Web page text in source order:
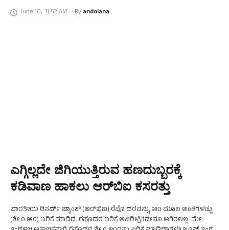
ವ್ಯವಸಾಯಕ್ಕೆ ಭೂಮಿ ಮಂಜೂರು ಮಾಡಿರುವ ಬಗ್ಗೆ …
June 10, 11:52 AM By andolana
ಎಗ್ಗಿಲ್ಲದೇ ಜಿಗಿಯುತ್ತಿರುವ ಹಣದುಬ್ಬರಕ್ಕೆ
ಕಡಿವಾಣ ಹಾಕಲು ಆರ್‌ಬಿಐ ಕಸರತ್ತು
ಭಾರತೀಯ ರಿಸರ್ವ್ ಬ್ಯಾಂಕ್ (ಆರ್‌ಬಿಐ) ರೆಪೊ ದರವನ್ನು ೫೦ ಮೂಲ ಅಂಶಗಳಷ್ಟು
(ಶೇ.೦.೫೦) ಏರಿಕೆ ಮಾಡಿದೆ. ರೆಪೊದರ ಏರಿಕೆ ಅನಿರೀಕ್ಷಿತವೇನೂ ಆಗಿರಲಿಲ್ಲ. ಮೇ